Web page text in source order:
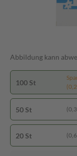
Abbildung kann
100 St
50 St
20 St